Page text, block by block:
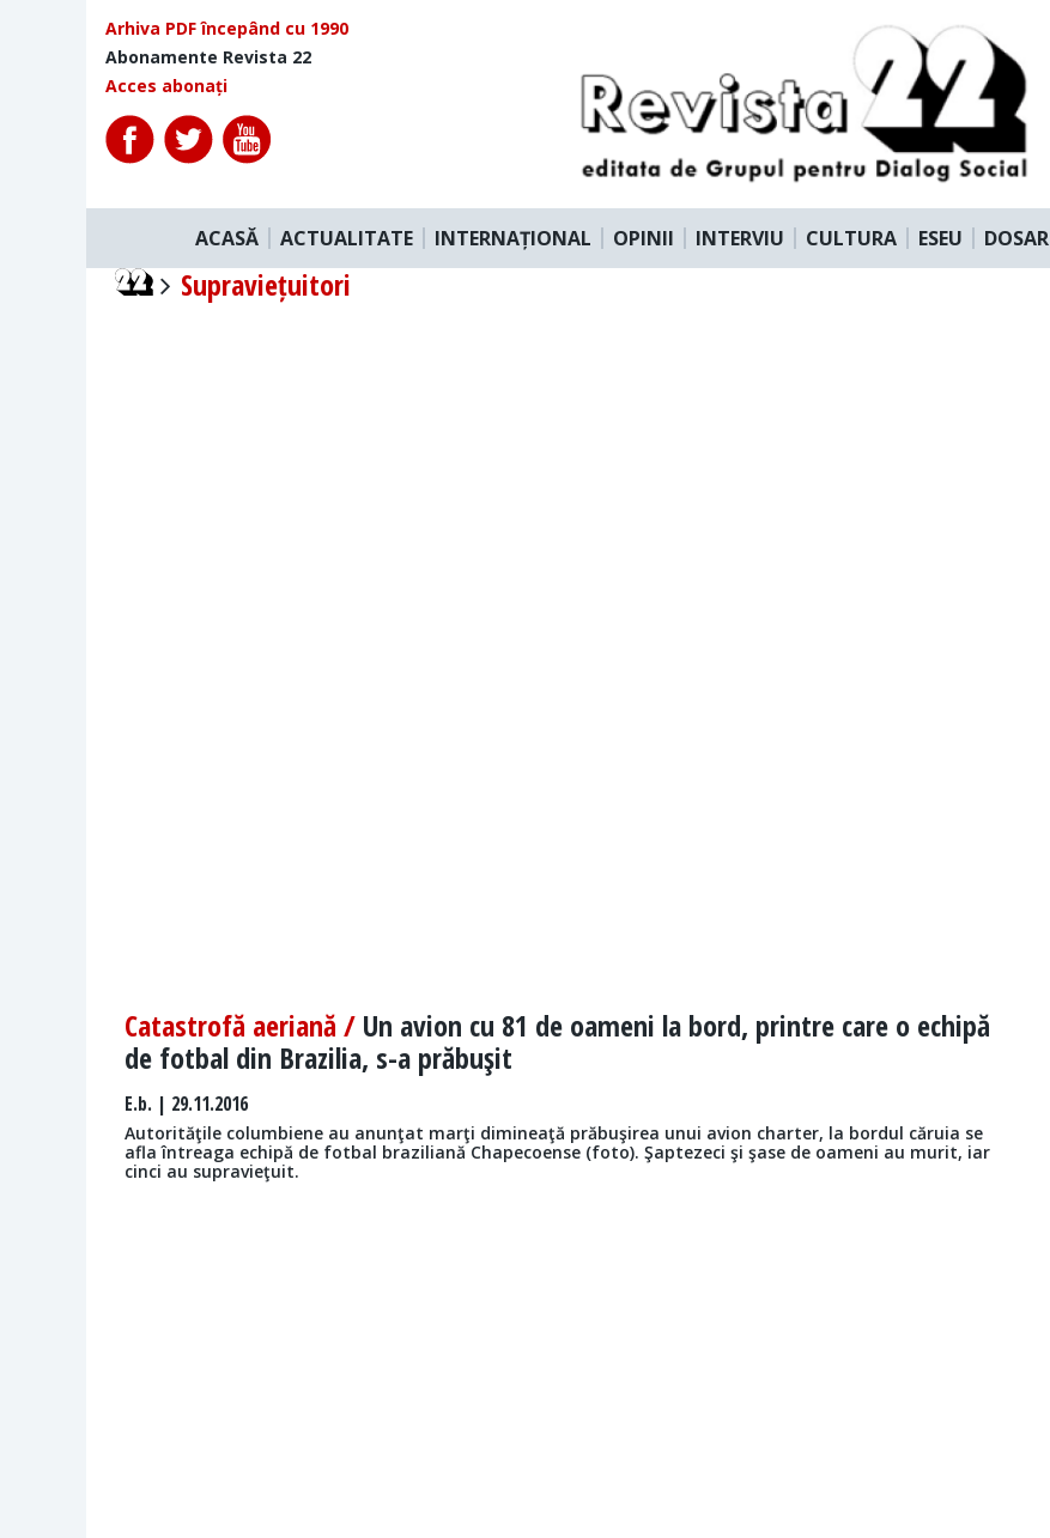
Arhiva PDF începând cu 1990
Abonamente Revista 22
Acces abonați
ACASĂ ACTUALITATE INTERNAȚIONAL OPINII INTERVIU CULTURA ESEU DOSAR
Supraviețuitori
Catastrofă aeriană / Un avion cu 81 de oameni la bord, printre care o echipă
de fotbal din Brazilia, s-a prăbuşit
E.b. | 29.11.2016
Autorităţile columbiene au anunţat marţi dimineaţă prăbuşirea unui avion charter, la bordul căruia se
afla întreaga echipă de fotbal braziliană Chapecoense (foto). Şaptezeci şi şase de oameni au murit, iar
cinci au supravieţuit.